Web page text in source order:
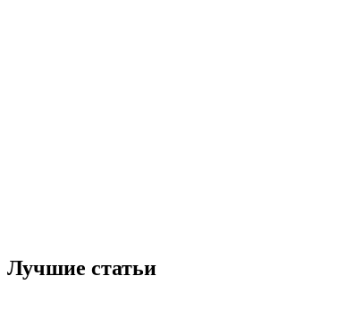
Лучшие статьи